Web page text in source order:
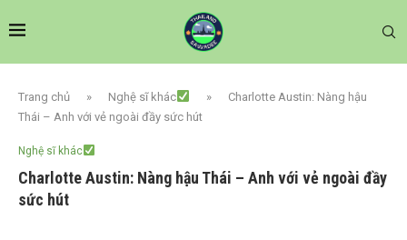
Trang chủ » Nghệ sĩ khác »
Charlotte Austin: Nàng hậu
Thái – Anh với vẻ ngoài đầy sức hút
Nghệ sĩ khác
Charlotte Austin: Nàng hậu Thái – Anh với vẻ ngoài đầy
sức hút